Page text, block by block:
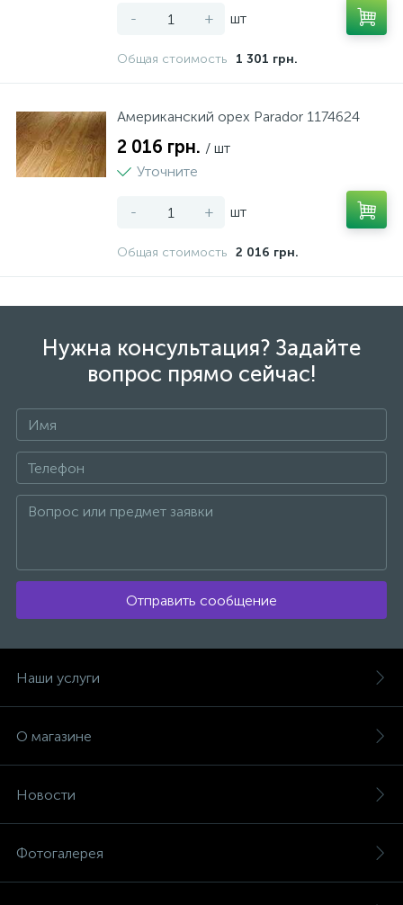
- + шт
Общая стоимость 1 301 грн.
Американский орех Parador 1174624
2 016 грн. / шт
Уточните
- + шт
Общая стоимость 2 016 грн.
Нужна консультация? Задайте
вопрос прямо сейчас!
Отправить сообщение
Наши услуги
О магазине
Новости
Фотогалерея